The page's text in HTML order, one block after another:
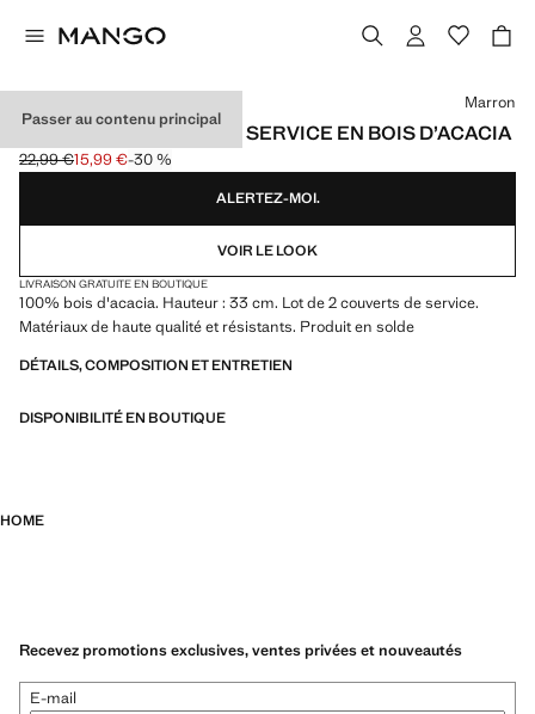
Passer au contenu principal
LOT DE 2 COUVERTS DE SERVICE EN BOIS D’ACACIA
Prix initial barré [22,99 € ]
22,99 €
Prix actuel [15,99 € ]
15,99 €-30 %
Choisissez une couleur
Marron
ALERTEZ-MOI.
VOIR LE LOOK
LIVRAISON GRATUITE EN BOUTIQUE
100% bois d'acacia. Hauteur : 33 cm. Lot de 2 couverts de service.
Matériaux de haute qualité et résistants. Produit en solde
DÉTAILS, COMPOSITION ET ENTRETIEN
DISPONIBILITÉ EN BOUTIQUE
HOME
Recevez promotions exclusives, ventes privées et nouveautés
E-mail